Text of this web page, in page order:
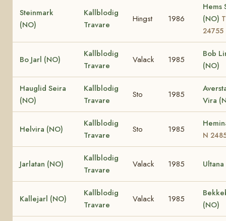
Steinmark
(NO)
Kallblodig
Travare
Hingst 1986
Hems
(NO)
24755
Bo Jarl (NO)
Kallblodig
Travare
Valack 1985
Bob
(NO)
Hauglid Seira
(NO)
Kallblodig
Travare
Sto 1985
Vira
Helvira (NO)
Kallblodig
Travare
Sto 1985
N
Jarlatan (NO)
Kallblodig
Travare
Valack 1985
Kallejarl (NO)
Kallblodig
Travare
Valack 1985
(NO)